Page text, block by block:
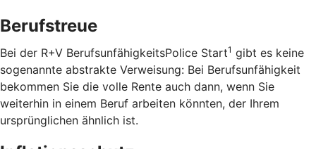
Berufstreue
Bei der R+V BerufsunfähigkeitsPolice Start1 gibt es keine
sogenannte abstrakte Verweisung: Bei Berufsunfähigkeit
bekommen Sie die volle Rente auch dann, wenn Sie
weiterhin in einem Beruf arbeiten könnten, der Ihrem
ursprünglichen ähnlich ist.